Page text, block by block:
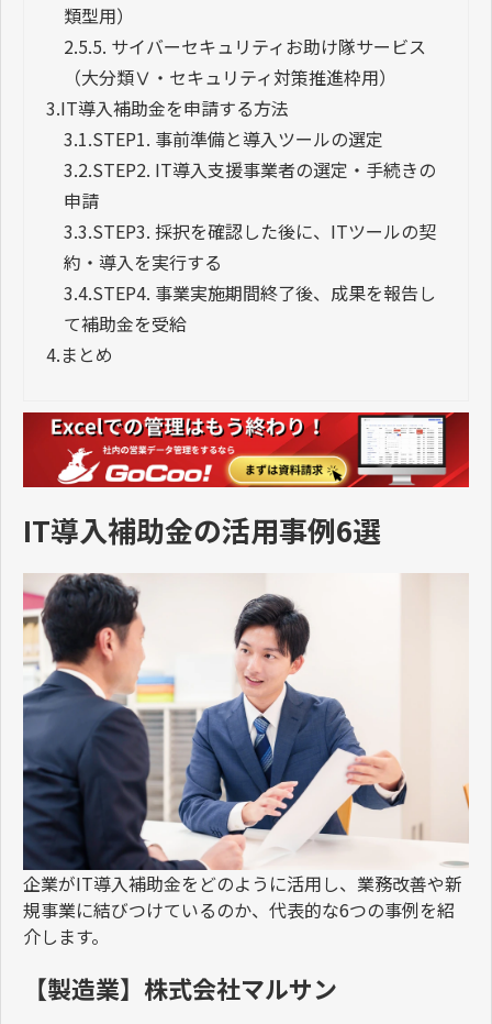
類型用）
2.5.5. サイバーセキュリティお助け隊サービス
（大分類Ⅴ・セキュリティ対策推進枠用）
3.IT導入補助金を申請する方法
3.1.STEP1. 事前準備と導入ツールの選定
3.2.STEP2. IT導入支援事業者の選定・手続きの
申請
3.3.STEP3. 採択を確認した後に、ITツールの契
約・導入を実行する
3.4.STEP4. 事業実施期間終了後、成果を報告し
て補助金を受給
4.まとめ
IT導入補助金の活用事例6選
企業がIT導入補助金をどのように活用し、業務改善や新
規事業に結びつけているのか、代表的な6つの事例を紹
介します。
【製造業】株式会社マルサン